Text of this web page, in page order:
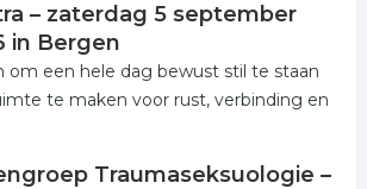
– zaterdag 5 september
in Bergen
om een hele dag bewust stil te staan
te maken voor rust, verbinding en
Traumaseksuologie –